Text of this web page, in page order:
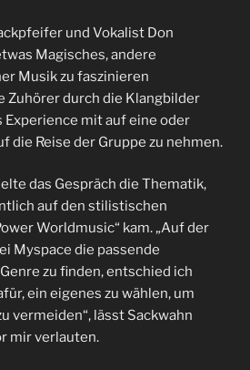
und Vokalist Don
Magisches, andere
Musik zu faszinieren
Zuhörer durch die Klangbilder
Experience mit auf eine oder
die Reise der Gruppe zu nehmen.
das Gespräch die Thematik,
auf den stilistischen
Worldmusic“ kam. „Auf der
Myspace die passende
zu finden, entschied ich
ein eigenes zu wählen, um
vermeiden“, lässt Sackwahn
mir verlauten.